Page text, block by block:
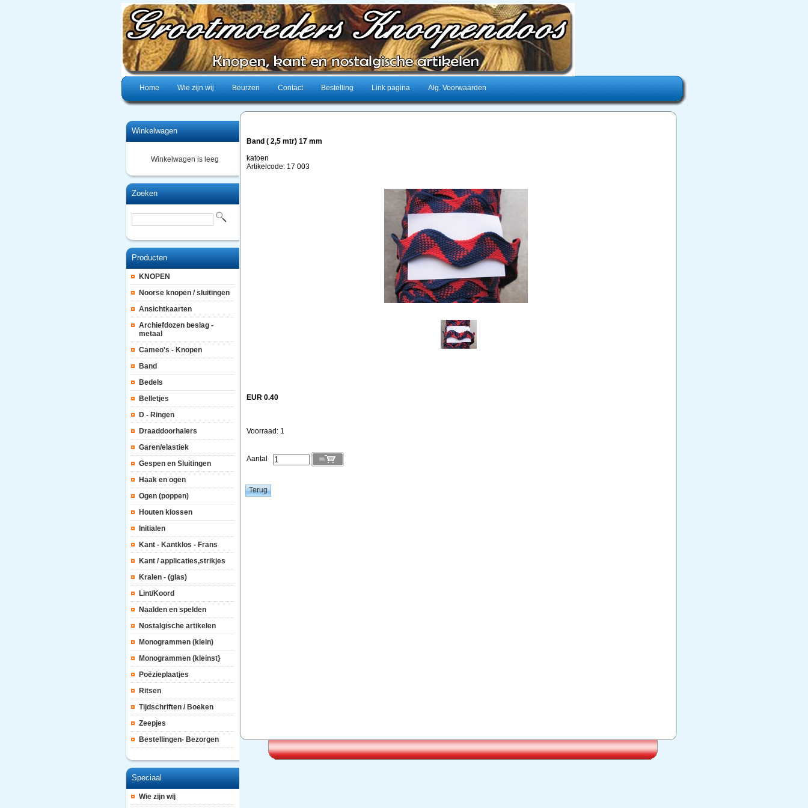
Home Wie zijn wij Beurzen Contact Bestelling Link pagina Alg. Voorwaarden
Winkelwagen
Winkelwagen is leeg
Zoeken
Producten
KNOPEN
Noorse knopen / sluitingen
Ansichtkaarten
Archiefdozen beslag -
metaal
Cameo's - Knopen
Band
Bedels
Belletjes
D - Ringen
Draaddoorhalers
Garen/elastiek
Gespen en Sluitingen
Haak en ogen
Ogen (poppen)
Houten klossen
Initialen
Kant - Kantklos - Frans
Kant / applicaties,strikjes
Kralen - (glas)
Lint/Koord
Naalden en spelden
Nostalgische artikelen
Monogrammen (klein)
Monogrammen (kleinst}
Poëzieplaatjes
Ritsen
Tijdschriften / Boeken
Zeepjes
Bestellingen- Bezorgen
Speciaal
Wie zijn wij
Band ( 2,5 mtr) 17 mm
katoen
Artikelcode: 17 003
EUR 0.40
Voorraad: 1
Aantal